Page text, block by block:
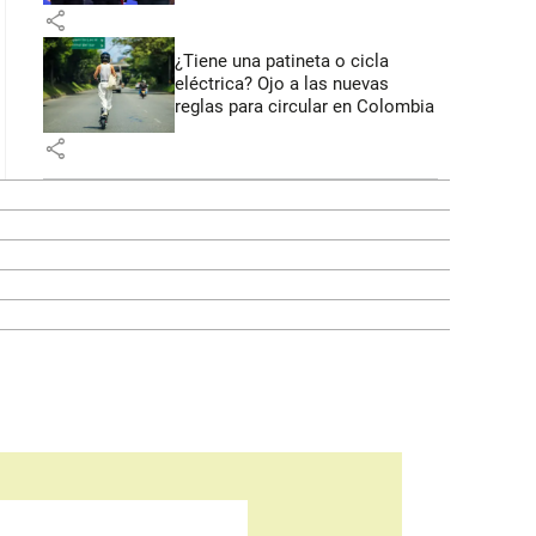
share
¿Tiene una patineta o cicla
eléctrica? Ojo a las nuevas
reglas para circular en Colombia
share